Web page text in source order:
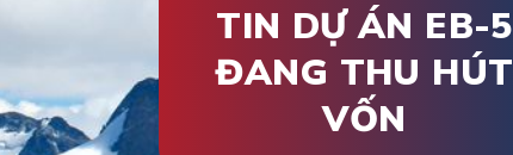
TIN DỰ ÁN EB-5
ĐANG THU HÚT
VỐN